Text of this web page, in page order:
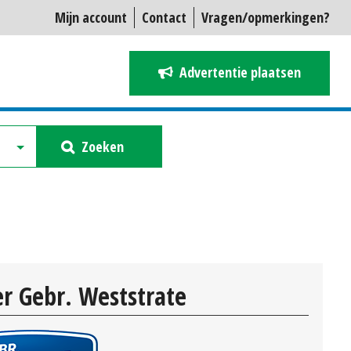
Mijn account Contact Vragen/opmerkingen?
Advertentie plaatsen
Zoeken
Gebr. Weststrate